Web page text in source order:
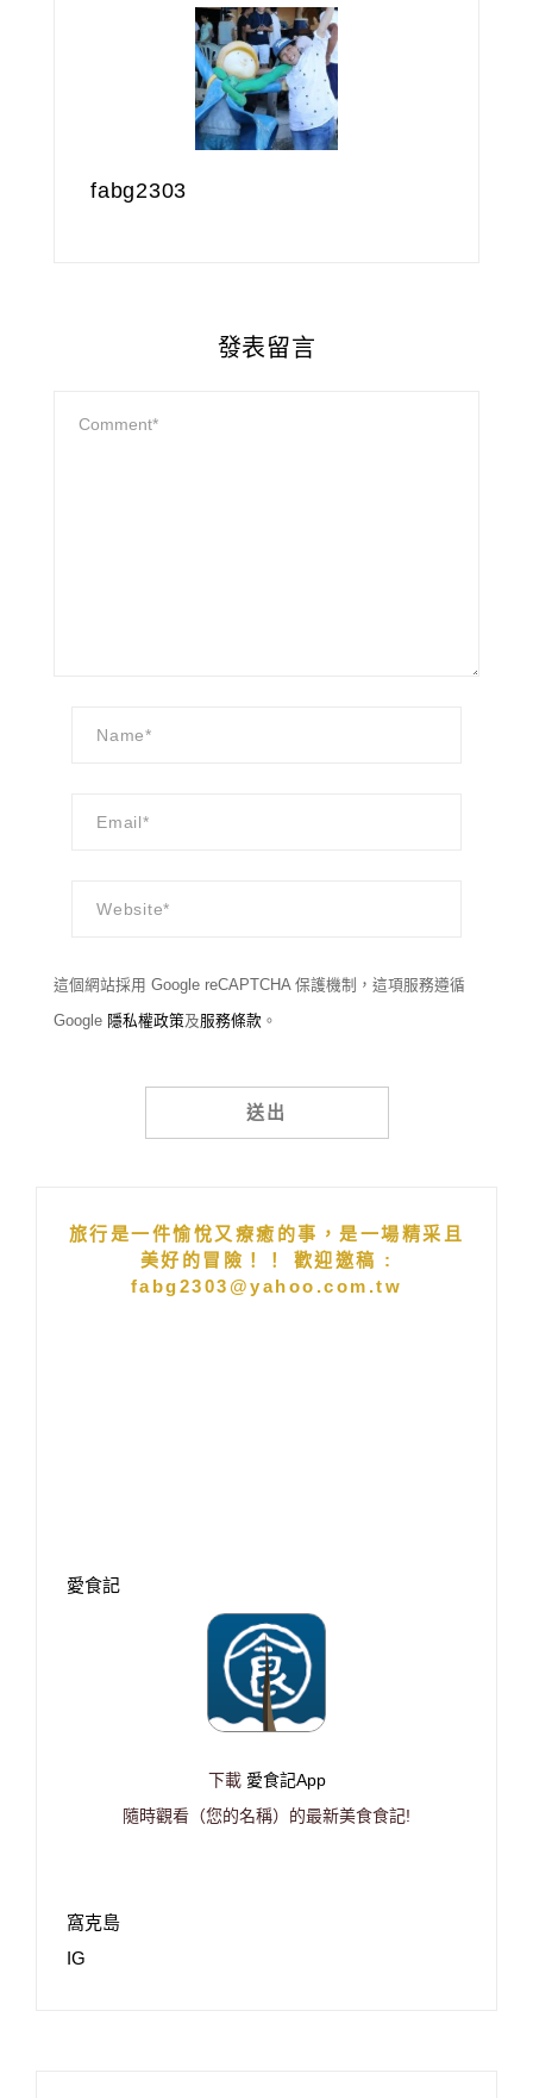
fabg2303
發表留言
這個網站採用 Google reCAPTCHA 保護機制，這項服務遵循
Google 隱私權政策及服務條款 。
旅行是一件愉悅又療癒的事，是一場精采且
美好的冒險！！ 歡迎邀稿 :
fabg2303@yahoo.com.tw
愛食記
下載 愛食記App
隨時觀看（您的名稱）的最新美食食記!
窩克島
IG